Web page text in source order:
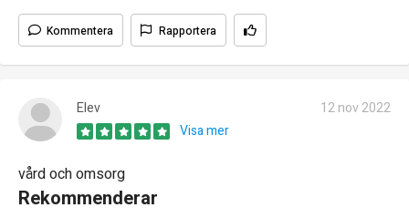
Kommentera Rapportera
Elev
12 nov 2022
Visa mer
vård och omsorg
Rekommenderar